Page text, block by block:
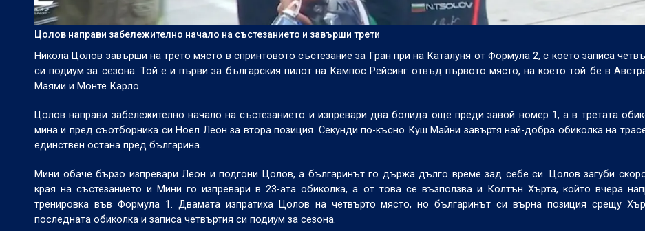
Цолов направи забележително начало на състезанието и завърши трети
Никола Цолов завърши на трето място в спринтовото състезание за Гран при на Каталуня от Формула 2, с което записа
си подиум за сезона. Той е и първи за българския пилот на Кампос Рейсинг отвъд първото място, на което той бе в
Маями и Монте Карло.
Цолов направи забележително начало на състезанието и изпревари два болида още преди завой номер 1, а в третата
мина и пред съотборника си Ноел Леон за втора позиция. Секунди по-късно Куш Майни завъртя най-добра обиколка на
единствен остана пред българина.
Мини обаче бързо изпревари Леон и подгони Цолов, а българинът го държа дълго време зад себе си. Цолов загуби
края на състезанието и Мини го изпревари в 23-ата обиколка, а от това се възползва и Колтън Хърта, който вчера
тренировка във Формула 1. Двамата изпратиха Цолов на четвърто място, но българинът си върна позиция срещу
последната обиколка и записа четвъртия си подиум за сезона.